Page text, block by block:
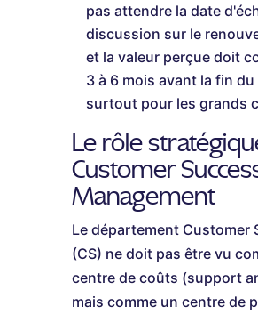
pas attendre la date
discussion sur le
et la valeur perçue doit
3 à 6 mois avant la fin
surtout pour les grands
Le rôle
Customer
Management
Le département Customer
(CS) ne doit pas être vu
centre de coûts (support
mais comme un centre de